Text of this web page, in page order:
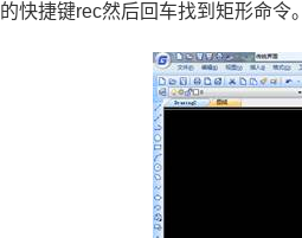
的快捷键rec然后回车找到矩形命令。